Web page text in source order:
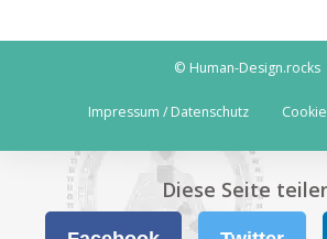
© Human-Design.rocks
Impressum / Datenschutz
Diese Seite